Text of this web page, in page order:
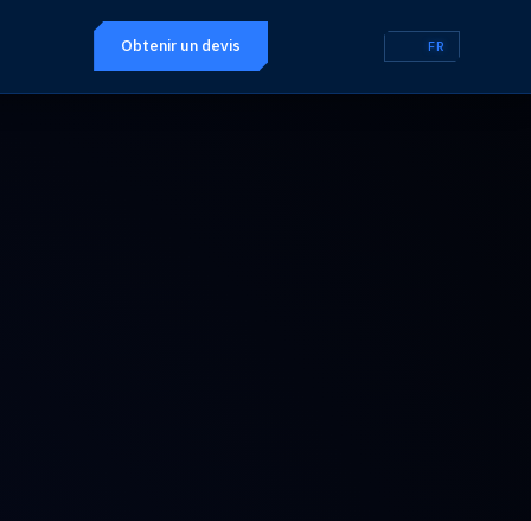
Obtenir un devis FR